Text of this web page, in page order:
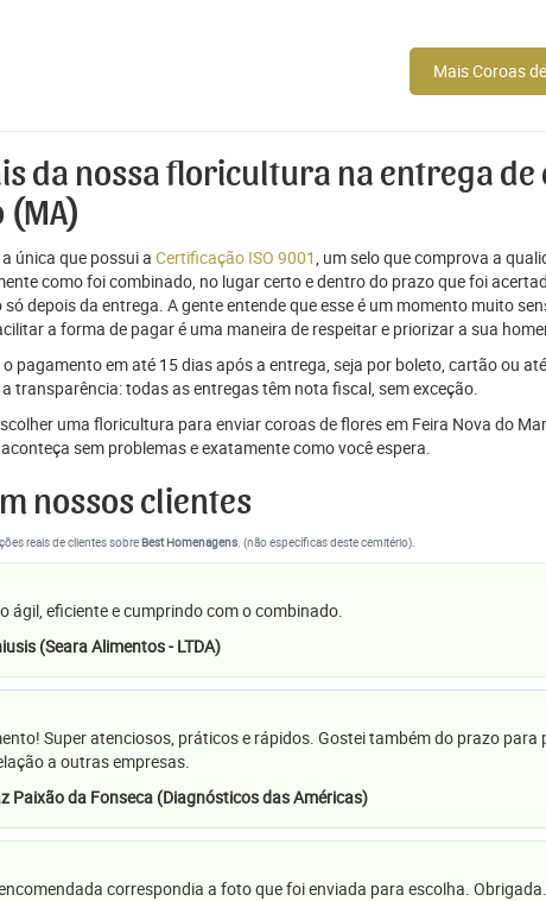
Mais Coroas
da nossa floricultura na entrega de
(MA)
única que possui a Certificação ISO 9001, um selo que comprova a
como foi combinado, no lugar certo e dentro do prazo que foi
depois da entrega. A gente entende que esse é um momento muito
a forma de pagar é uma maneira de respeitar e priorizar a sua
pagamento em até 15 dias após a entrega, seja por boleto, cartão ou
transparência: todas as entregas têm nota fiscal, sem exceção.
uma floricultura para enviar coroas de flores em Feira Nova do
sem problemas e exatamente como você espera.
nossos clientes
reais de clientes sobreBest Homenagens. (não específicas deste cemitério).
ágil, eficiente e cumprindo com o combinado.
(Seara Alimentos - LTDA)
Super atenciosos, práticos e rápidos. Gostei também do prazo
a outras empresas.
Paixão da Fonseca (Diagnósticos das Américas)
correspondia a foto que foi enviada para escolha. Obrigada.